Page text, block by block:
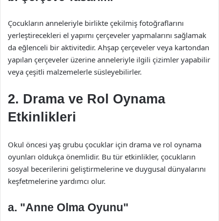
Çocukların anneleriyle birlikte çekilmiş fotoğraflarını
yerleştirecekleri el yapımı çerçeveler yapmalarını sağlamak
da eğlenceli bir aktivitedir. Ahşap çerçeveler veya kartondan
yapılan çerçeveler üzerine anneleriyle ilgili çizimler yapabilir
veya çeşitli malzemelerle süsleyebilirler.
2. Drama ve Rol Oynama
Etkinlikleri
Okul öncesi yaş grubu çocuklar için drama ve rol oynama
oyunları oldukça önemlidir. Bu tür etkinlikler, çocukların
sosyal becerilerini geliştirmelerine ve duygusal dünyalarını
keşfetmelerine yardımcı olur.
a. "Anne Olma Oyunu"